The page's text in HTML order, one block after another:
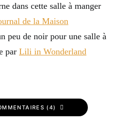
dans cette salle à manger
de la Maison
peu de noir pour une salle à
par Lili in Wonderland
(4)